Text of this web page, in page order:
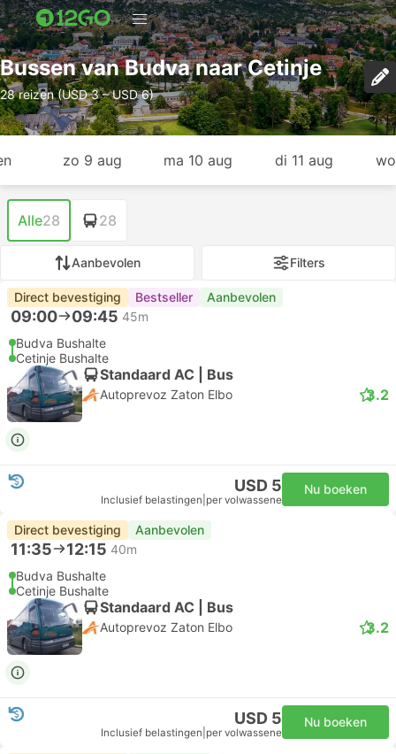
Bussen van Budva naar Cetinje
28 reizen (USD 3 – USD 6)
zo 9 aug ma 10 aug di 11 aug
Alle28 28
Aanbevolen Filters
Direct bevestiging Bestseller Aanbevolen
09:00 09:45 45m
Budva Bushalte
Cetinje Bushalte
Standaard AC | Bus
Autoprevoz Zaton Elbo 3.2
USD 5
Inclusief belastingen per volwassene
Nu boeken
Direct bevestiging Aanbevolen
11:35 12:15 40m
Budva Bushalte
Cetinje Bushalte
Standaard AC | Bus
Autoprevoz Zaton Elbo 3.2
USD 5
Inclusief belastingen per volwassene
Nu boeken